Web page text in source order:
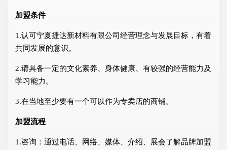
加盟条件
1.认可宁夏捷达新材料有限公司经营理念与发展目标，有着
共同发展的意识。
2.请具备一定的文化素养、身体健康、有较强的经营能力及
学习能力。
3.在当地至少要有一个可以作为专卖店的商铺。
加盟流程
1.咨询：通过电话、网络、媒体、介绍、展会了解品牌加盟